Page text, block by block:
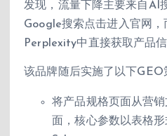
发现，流量下降主要来自AI
Google搜索点击进入官网
Perplexity中直接获取产品信
该品牌随后实施了以下GEO
将产品规格页面从营
面，核心参数以表格